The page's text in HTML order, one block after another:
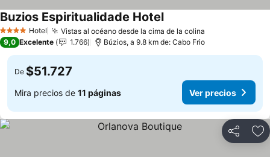
4 EstrellasHotel Vistas al océano desde la cima de la colina
Buzios Espiritualidade HotelVer precios
9,0 Excelente 1.766 Búzios, a 9.8 km de: Cabo Frio
De $51.727
Mira precios de 11 páginas Ver precios
Compartir